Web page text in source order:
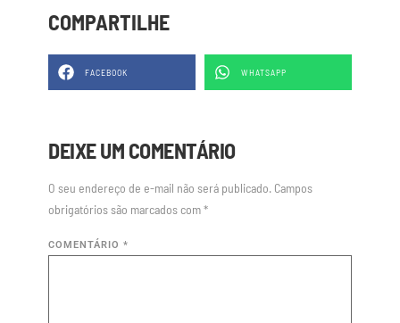
COMPARTILHE
FACEBOOK WHATSAPP
DEIXE UM COMENTÁRIO
O seu endereço de e-mail não será publicado. Campos
obrigatórios são marcados com*
COMENTÁRIO *